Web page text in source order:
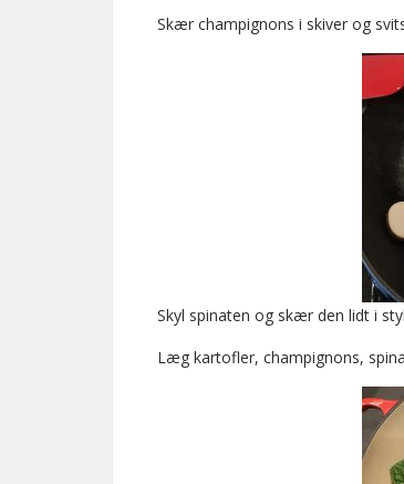
Skær champignons i skiver og
Skyl spinaten og skær den lidt i
Læg kartofler, champignons,